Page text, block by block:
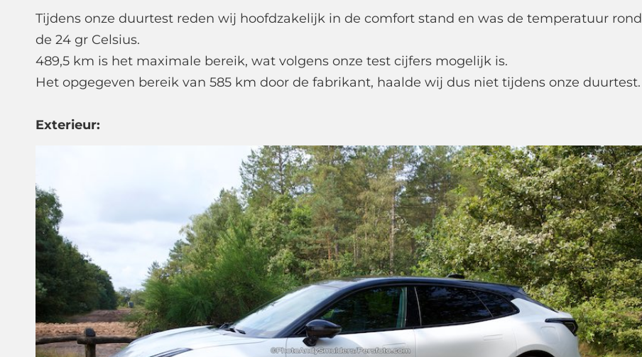
Tijdens onze duurtest reden wij hoofdzakelijk in de comfort stand en was de temperatuur rond
de 24 gr Celsius.
489,5 km is het maximale bereik, wat volgens onze test cijfers mogelijk is.
Het opgegeven bereik van 585 km door de fabrikant, haalde wij dus niet tijdens onze duurtest.
Exterieur: